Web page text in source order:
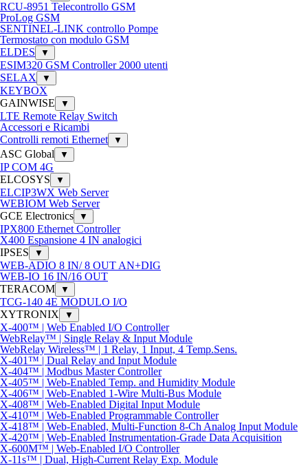
RCU-8951 Telecontrollo GSM
ProLog GSM
SENTINEL-LINK controllo Pompe
Termostato con modulo GSM
ELDES
▼
ESIM320 GSM Controller 2000 utenti
SELAX
▼
KEYBOX
GAINWISE
▼
LTE Remote Relay Switch
Accessori e Ricambi
Controlli remoti Ethernet
▼
ASC Global ▼
IP COM 4G
ELCOSYS
▼
ELCIP3WX Web Server
WEBIOM Web Server
GCE Electronics
▼
IPX800 Ethernet Controller
X400 Espansione 4 IN analogici
IPSES
▼
WEB-ADIO 8 IN/ 8 OUT AN+DIG
WEB-IO 16 IN/16 OUT
TERACOM
▼
TCG-140 4E MODULO I/O
XYTRONIX
▼
X-400™ | Web Enabled I/O Controller
WebRelay™ | Single Relay & Input Module
WebRelay Wireless™ | 1 Relay, 1 Input, 4 Temp.Sens.
X-401™ | Dual Relay and Input Module
X-404™ | Modbus Master Controller
X-405™ | Web-Enabled Temp. and Humidity Module
X-406™ | Web-Enabled 1-Wire Multi-Bus Module
X-408™ | Web-Enabled Digital Input Module
X-410™ | Web-Enabled Programmable Controller
X-418™ | Web-Enabled, Multi-Function 8-Ch Analog Input Module
X-420™ | Web-Enabled Instrumentation-Grade Data Acquisition
X-600M™ | Web-Enabled I/O Controller
X-11s™ | Dual, High-Current Relay Exp. Module